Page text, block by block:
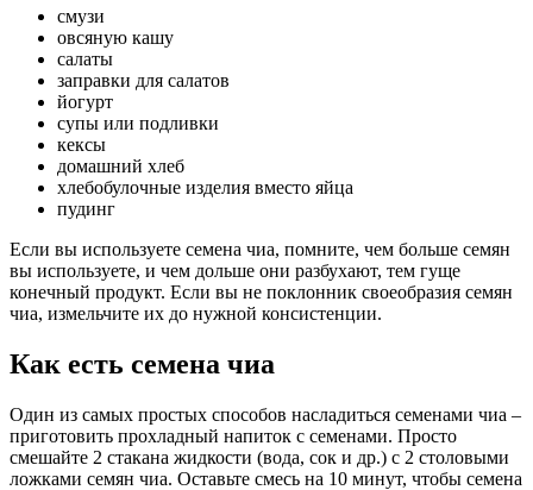
смузи
овсяную кашу
салаты
заправки для салатов
йогурт
супы или подливки
кексы
домашний хлеб
хлебобулочные изделия вместо яйца
пудинг
Если вы используете семена чиа, помните, чем больше семян
вы используете, и чем дольше они разбухают, тем гуще
конечный продукт. Если вы не поклонник своеобразия семян
чиа, измельчите их до нужной консистенции.
Как есть семена чиа
Один из самых простых способов насладиться семенами чиа –
приготовить прохладный напиток с семенами. Просто
смешайте 2 стакана жидкости (вода, сок и др.) с 2 столовыми
ложками семян чиа. Оставьте смесь на 10 минут, чтобы семена